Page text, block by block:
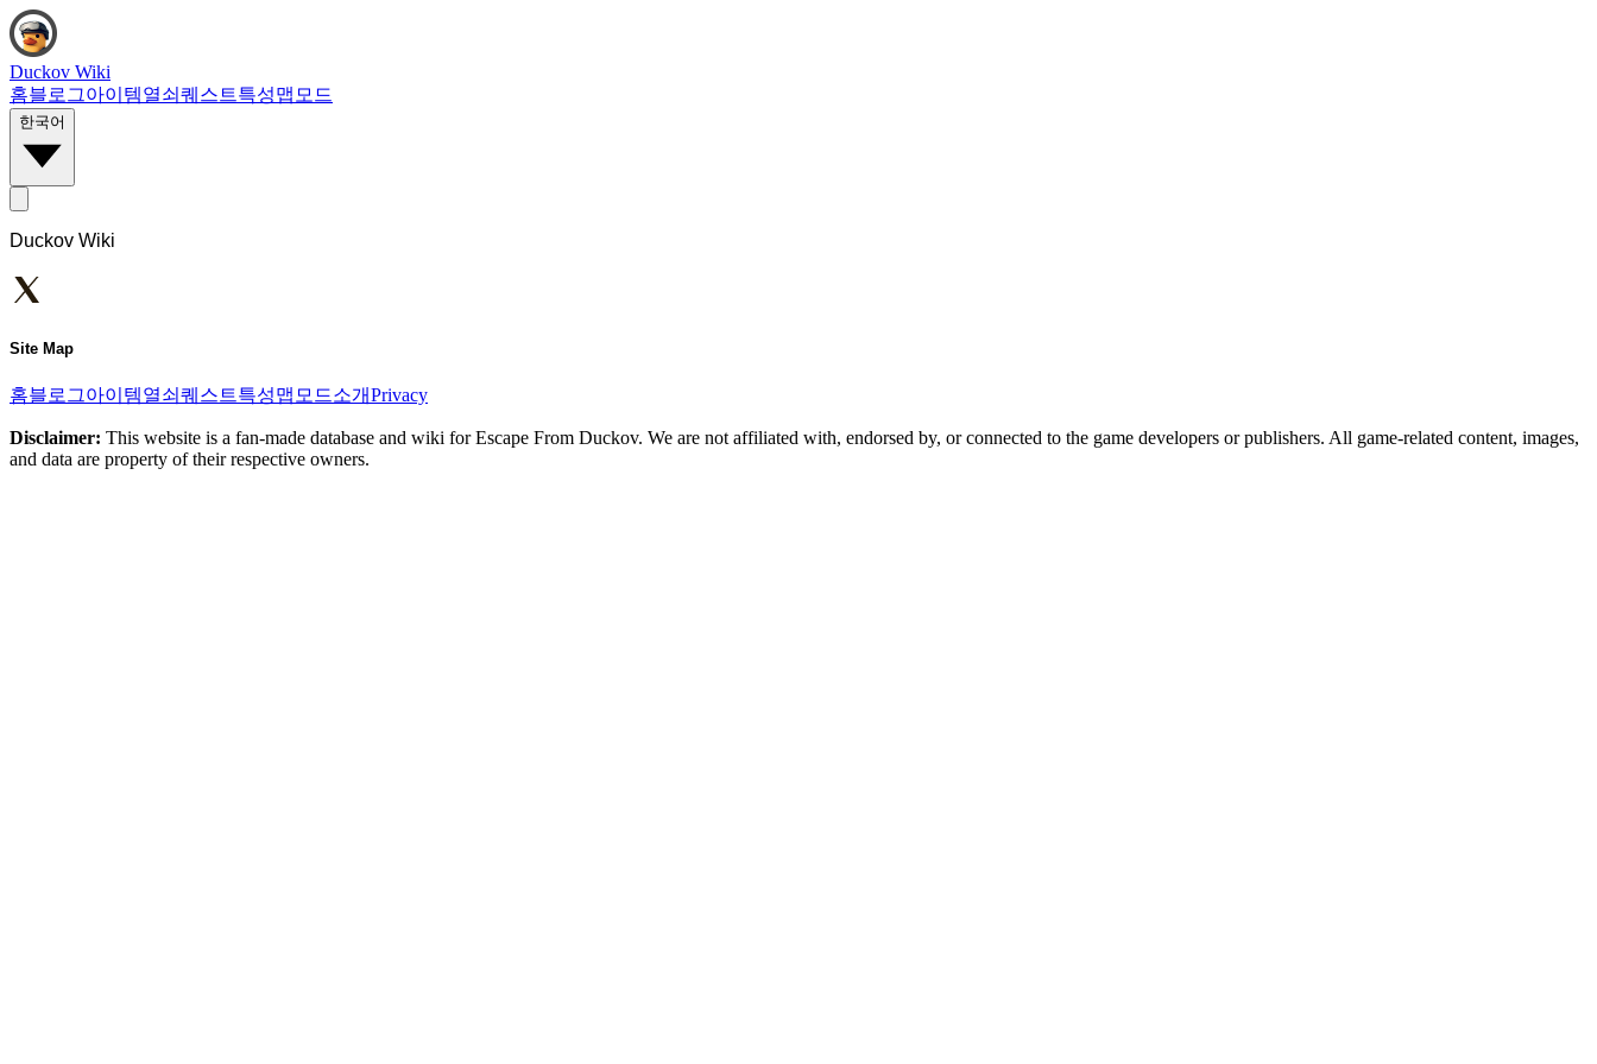
Duckov Wiki
홈블로그아이템열쇠 퀘스트특성맵 모드
한국어
Duckov Wiki
Site Map
홈블로그아이템열쇠 퀘스트특성맵 모드소개Privacy
Disclaimer: This website is a fan-made database and wiki for Escape From Duckov. We are not affiliated with, endorsed by, or connected to the game developers or publishers. All game-related content, images,
and data are property of their respective owners.